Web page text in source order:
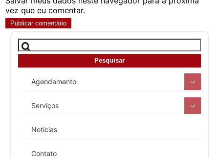
vez que eu comentar.
Agendamento
Serviços
Notícias
Contato